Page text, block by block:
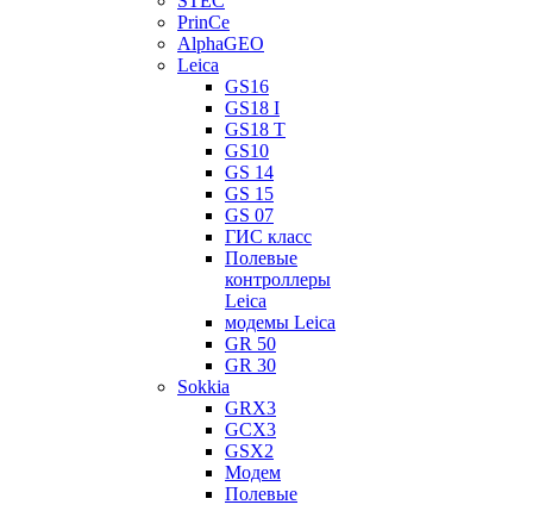
PrinCe
AlphaGEO
Leica
GS16
GS18 I
GS18 T
GS10
GS 14
GS 15
GS 07
ГИС класс
Полевые
контроллеры
Leica
модемы Leica
GR 50
GR 30
Sokkia
GRX3
GCX3
GSX2
Модем
Полевые